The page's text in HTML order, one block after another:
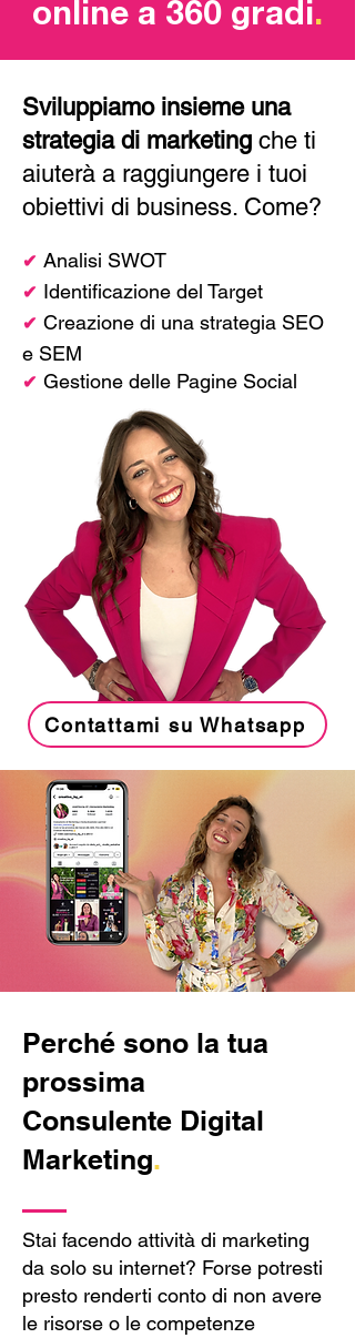
online a 360 gradi.
Sviluppiamo insieme una
strategia di marketing che ti
aiuterà a raggiungere i tuoi
obiettivi di business. Come?
✔ Analisi SWOT
✔ Identificazione del Target
✔ Creazione di una strategia SEO
e SEM
✔ Gestione delle Pagine Social
Contattami su Whatsapp
Perché sono la tua
prossima
Consulente Digital
Marketing.
Stai facendo attività di marketing
da solo su internet? Forse potresti
presto renderti conto di non avere
le risorse o le competenze